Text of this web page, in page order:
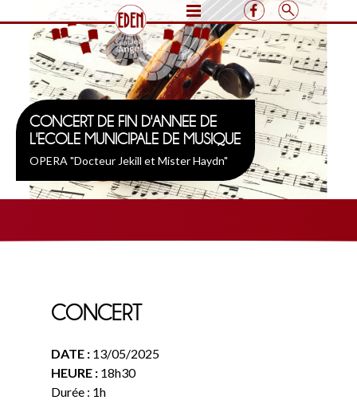
CONCERT DE FIN D'ANNEE DE
L'ECOLE MUNICIPALE DE MUSIQUE
OPERA "Docteur Jekill et Mister Haydn"
CONCERT
DATE : 13/05/2025
HEURE : 18h30
Durée : 1h